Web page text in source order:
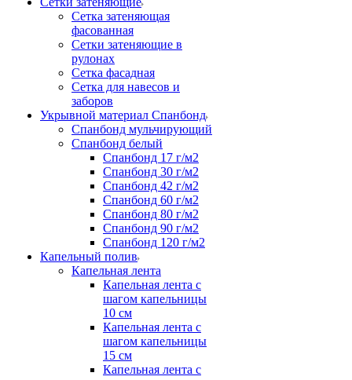
Сетка затеняющая
фасованная
Сетки затеняющие в
рулонах
Сетка фасадная
Сетка для навесов и
заборов
Укрывной материал Спанбонд
Спанбонд мульчирующий
Спанбонд белый
Спанбонд 17 г/м2
Спанбонд 30 г/м2
Спанбонд 42 г/м2
Спанбонд 60 г/м2
Спанбонд 80 г/м2
Спанбонд 90 г/м2
Спанбонд 120 г/м2
Капельный полив
Капельная лента
Капельная лента с
шагом капельницы
10 см
Капельная лента с
шагом капельницы
15 см
Капельная лента с